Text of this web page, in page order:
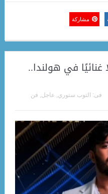
مشاركة
في هولندا..
فى: التوب ستوري, عاجل, فن